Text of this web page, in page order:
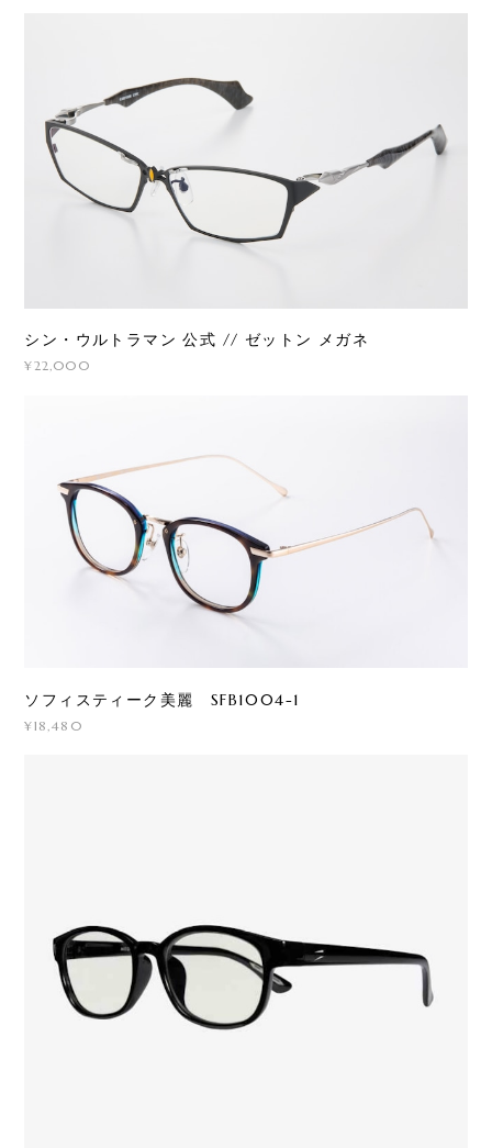
シン・ウルトラマン 公式 // ゼットン メガネ
¥22,000
ソフィスティーク美麗 SFB1004-1
¥18,480